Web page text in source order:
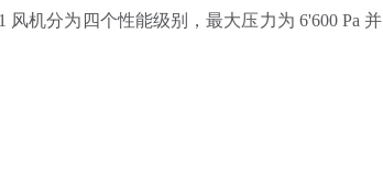
机分为四个性能级别，最大压力为 6'600 Pa 并